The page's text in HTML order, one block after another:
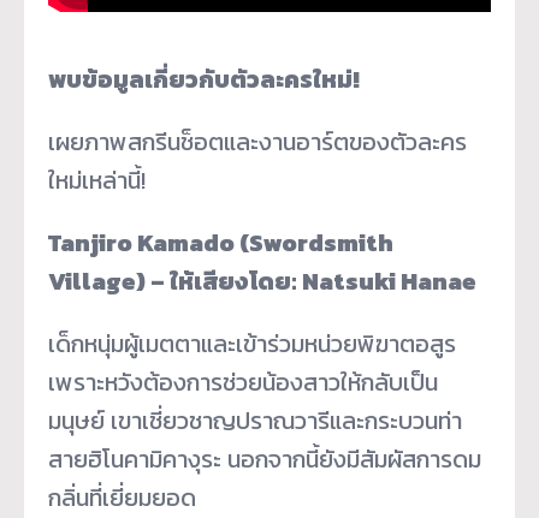
พบข้อมูลเกี่ยวกับตัวละครใหม่!
เผยภาพสกรีนช็อตและงานอาร์ตของตัวละคร
ใหม่เหล่านี้!
Tanjiro Kamado (Swordsmith
Village) –ให้เสียงโดย: Natsuki Hanae
เด็กหนุ่มผู้เมตตาและเข้าร่วมหน่วยพิฆาตอสูร
เพราะหวังต้องการช่วยน้องสาวให้กลับเป็น
มนุษย์ เขาเชี่ยวชาญปราณวารีและกระบวนท่า
สายฮิโนคามิคางุระ นอกจากนี้ยังมีสัมผัสการดม
กลิ่นที่เยี่ยมยอด